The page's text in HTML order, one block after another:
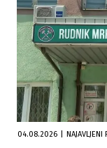
04.08.2026 NAJAVLJENI